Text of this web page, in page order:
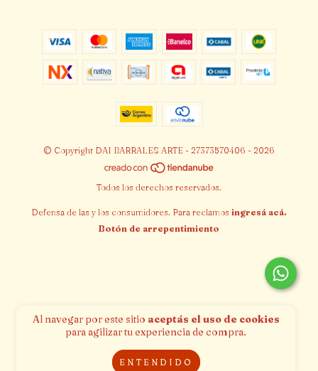
Al navegar por este sitio aceptás el uso de cookies
para agilizar tu experiencia de compra.
ENTENDIDO
© Copyright DAI BARRALES ARTE - 27373570406 - 2026
Todos los derechos reservados.
Defensa de las y los consumidores. Para reclamos ingresá acá.
Botón de arrepentimiento